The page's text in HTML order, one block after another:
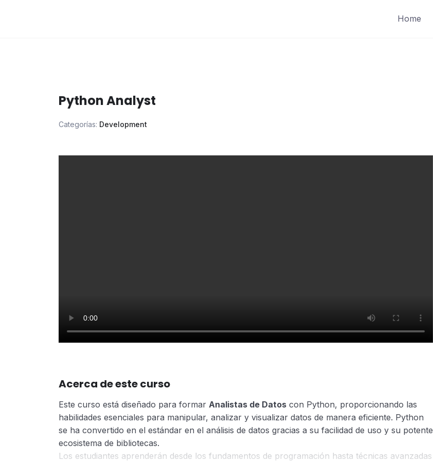
Home
Python Analyst
Categorías: Development
Acerca de este curso
Este curso está diseñado para formar Analistas de Datos con Python, proporcionando las
habilidades esenciales para manipular, analizar y visualizar datos de manera eficiente. Python
se ha convertido en el estándar en el análisis de datos gracias a su facilidad de uso y su potente
ecosistema de bibliotecas.
Los estudiantes aprenderán desde los fundamentos de programación hasta técnicas avanzadas